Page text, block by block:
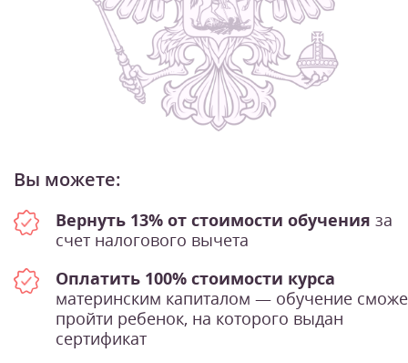
Вы можете:
Вернуть 13% от стоимости обучения за
счет налогового вычета
Оплатить 100% стоимости курса
материнским капиталом — обучение
пройти ребенок, на которого выдан
сертификат